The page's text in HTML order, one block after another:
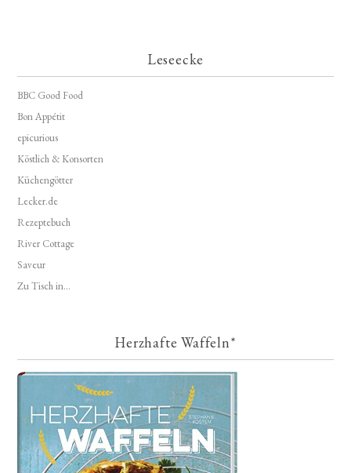
Leseecke
BBC Good Food
Bon Appétit
epicurious
Köstlich & Konsorten
Küchengötter
Lecker.de
Rezeptebuch
River Cottage
Saveur
Zu Tisch in...
Herzhafte Waffeln*